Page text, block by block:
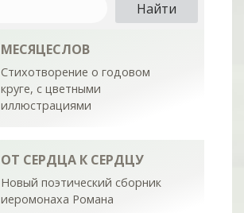
МЕСЯЦЕСЛОВ
Стихотворение о годовом
круге, с цветными
иллюстрациями
ОТ СЕРДЦА К СЕРДЦУ
Новый поэтический сборник
иеромонаха Романа